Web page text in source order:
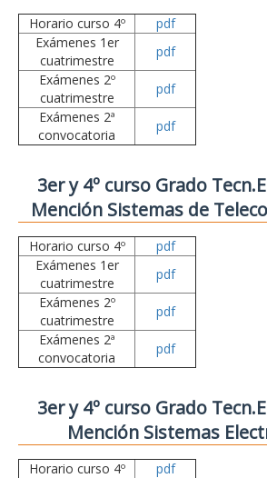
Horario curso 4º
pdf
Exámenes 1er
cuatrimestre
pdf
Exámenes 2º
cuatrimestre
pdf
Exámenes 2ª
convocatoria
pdf
3er y 4º curso Grado
Mención Sistemas de
Horario curso 4º
pdf
Exámenes 1er
cuatrimestre
pdf
Exámenes 2º
cuatrimestre
pdf
Exámenes 2ª
convocatoria
pdf
3er y 4º curso Grado
Mención Sistemas
Horario curso 4º
pdf